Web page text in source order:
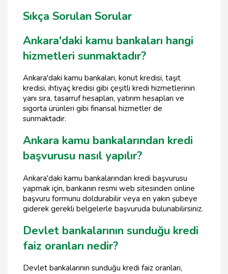
Sıkça Sorulan Sorular
Ankara'daki kamu bankaları hangi
hizmetleri sunmaktadır?
Ankara'daki kamu bankaları, konut kredisi, taşıt
kredisi, ihtiyaç kredisi gibi çeşitli kredi hizmetlerinin
yanı sıra, tasarruf hesapları, yatırım hesapları ve
sigorta ürünleri gibi finansal hizmetler de
sunmaktadır.
Ankara kamu bankalarından kredi
başvurusu nasıl yapılır?
Ankara'daki kamu bankalarından kredi başvurusu
yapmak için, bankanın resmi web sitesinden online
başvuru formunu doldurabilir veya en yakın şubeye
giderek gerekli belgelerle başvuruda bulunabilirsiniz.
Devlet bankalarının sunduğu kredi
faiz oranları nedir?
Devlet bankalarının sunduğu kredi faiz oranları,